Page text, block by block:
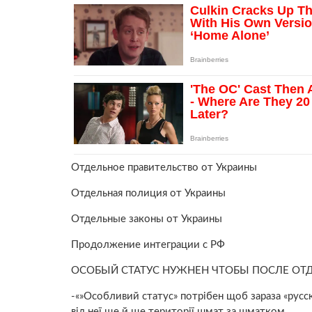
Отдельное правительство от Украины
Отдельная полиция от Украины
Отдельные законы от Украины
Продолжение интеграции с РФ
ОСОБЫЙ СТАТУС НУЖНЕН ЧТОБЫ ПОСЛЕ
-«»Особливий статус» потрібен щоб зараза